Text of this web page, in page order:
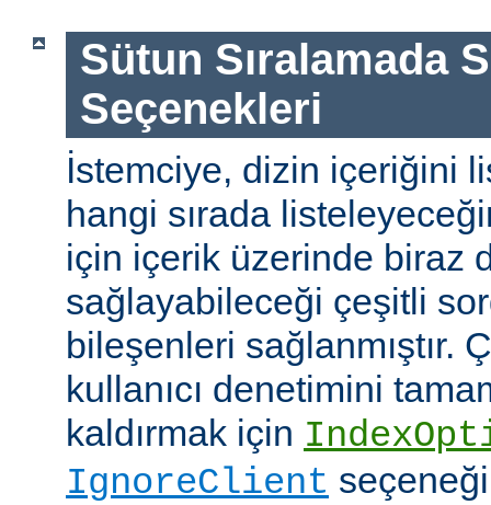
Sütun Sıralamada
Seçenekleri
İstemciye, dizin içeriğini
hangi sırada
için içerik üzerinde biraz
sağlayabileceği çeşitli
bileşenleri sağlanmıştır.
kullanıcı denetimini
kaldırmak için
IgnoreClient